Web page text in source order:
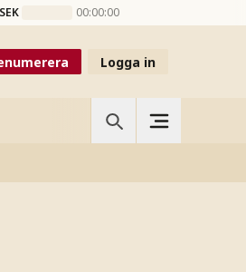
00:00:00
Logga in